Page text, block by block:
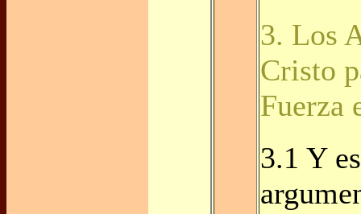
3. Los
Cristo
Fuerza
3.1 Y